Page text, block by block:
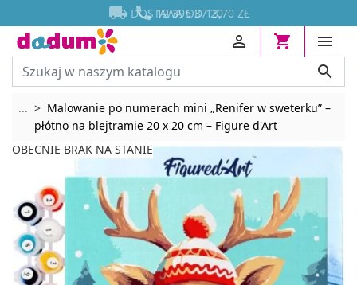

 DOSTAWA OD 13,70 ZŁ






... Rozwiń breadcrumbs
Malowanie po numerach mini „Renifer w sweterku” –
płótno na blejtramie 20 x 20 cm – Figure d'Art
OBECNIE BRAK NA STANIE